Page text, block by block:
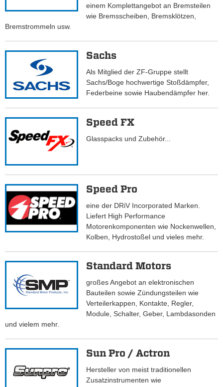
einem Komplettangebot an Bremsteilen
wie Bremsscheiben, Bremsklötzen,
Bremstrommeln usw.
Sachs
Als Mitglied der ZF-Gruppe stellt
Sachs/Boge hochwertige Stoßdämpfer,
Federbeine sowie Haubendämpfer her.
Speed FX
Glasspacks und Zubehör...
Speed Pro
eine der DRiV Incorporated Marken.
Liefert High Performance
Motorenkomponenten wie Nockenwellen,
Kolben, Hydrostoßel und vieles mehr.
Standard Motors
großes Angebot an elektronischen
Bauteilen sowie Zündungsteilen wie
Verteilerkappen, Kontakte, Regler,
Module, Schalter, Geber, Lambdasonden
und vielem mehr.
Sun Pro / Actron
Hersteller von meist traditionellen
Zusatzinstrumenten wie